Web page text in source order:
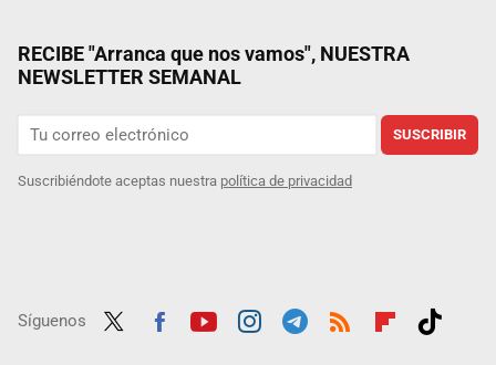
RECIBE "Arranca que nos vamos", NUESTRA
NEWSLETTER SEMANAL
SUSCRIBIR
Suscribiéndote aceptas nuestra política de privacidad
Síguenos